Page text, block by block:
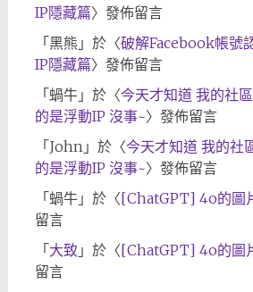
IP隱藏篇〉發佈留言
「 黑熊 」於〈破解Facebook帳號
IP隱藏篇〉發佈留言
「 蝸牛」於〈今天才知道 我的社
的是浮動IP 沒事~〉發佈留言
「 John」於〈今天才知道 我的社
的是浮動IP 沒事~〉發佈留言
「 蝸牛」於〈[ChatGPT] 4o的圖
留言
「 大致 」於〈[ChatGPT] 4o的圖
留言